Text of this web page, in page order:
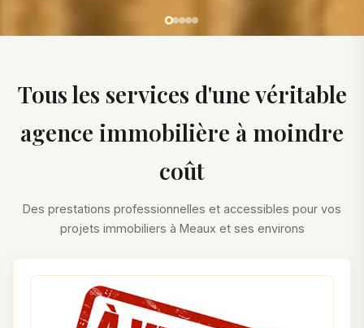
Tous les services d'une véritable
agence immobilière à moindre
coût
Des prestations professionnelles et accessibles pour vos
projets immobiliers à Meaux et ses environs